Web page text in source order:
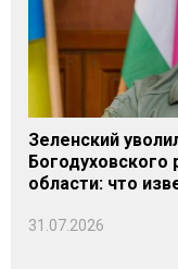
Зеленский
Богодуховского
области: что
31.07.2026